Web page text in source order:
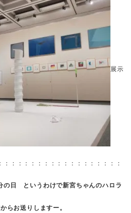
展示
：：：：：：：：：：：：：：：：：：
の日 というわけで新宮ちゃんのハロラ
らお送りしますー。